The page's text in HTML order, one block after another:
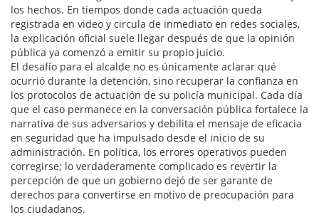
los hechos. En tiempos donde cada actuación queda
registrada en video y circula de inmediato en redes sociales,
la explicación oficial suele llegar después de que la opinión
pública ya comenzó a emitir su propio juicio.
El desafío para el alcalde no es únicamente aclarar qué
ocurrió durante la detención, sino recuperar la confianza en
los protocolos de actuación de su policía municipal. Cada día
que el caso permanece en la conversación pública fortalece la
narrativa de sus adversarios y debilita el mensaje de eficacia
en seguridad que ha impulsado desde el inicio de su
administración. En política, los errores operativos pueden
corregirse; lo verdaderamente complicado es revertir la
percepción de que un gobierno dejó de ser garante de
derechos para convertirse en motivo de preocupación para
los ciudadanos.